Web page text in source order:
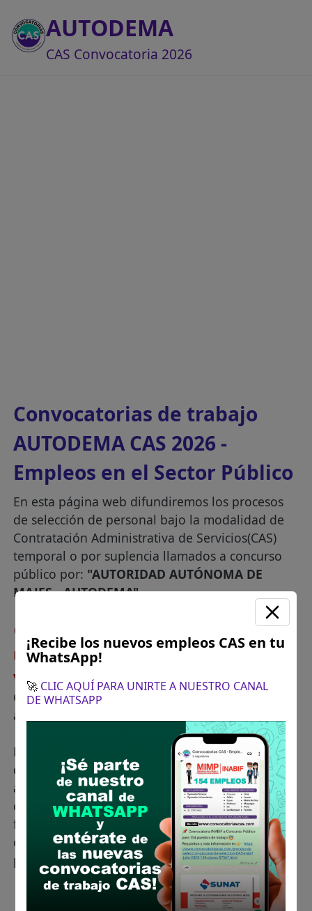
AUTODEMA
CAS Convocatoria 2026
Convocatorias de trabajo
AUTODEMA CAS 2026 -
Empleos en el Sector Público
En esta página web difundiremos los procesos
de selección de personal bajo la modalidad de
Contratación Administrativa de Servicios(CAS)
temporal o por suplencia llamados a concurso
público por: "AUTORIDAD AUTÓNOMA DE
MAJES - AUTODEMA".
😢 Lamentablemente NO tenemos
registrado ofertas de empleo CAS
vigentes para AUTODEMA
Cuando este disponible nuevas vacantes
actualizaremos esta página web.
Los siguientes son contrataciones de personal
que convocó esta entidad en semanas
anteriores. Esta información te puede servir para
conocer que perfil requieren, cuanto pagan,
fechas aproximadas de las nuevas convocatorias
o descargar las bases de algún proceso al cual
postulaste.
Filtros
¡Recibe los nuevos empleos CAS en tu
WhatsApp!
🚀 CLIC AQUÍ PARA UNIRTE A NUESTRO CANAL
DE WHATSAPP